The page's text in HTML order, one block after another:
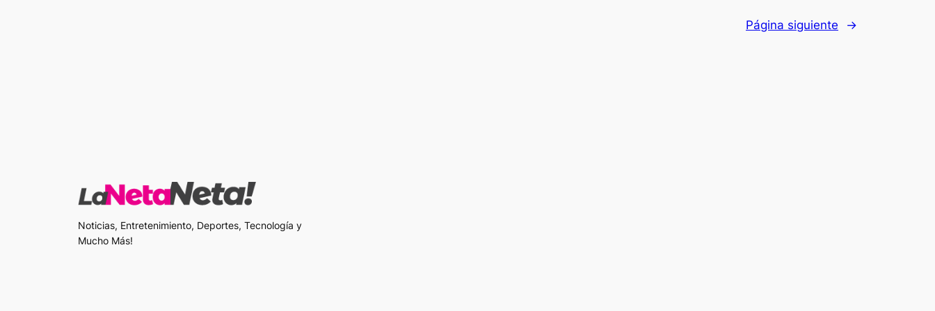
Página siguiente →
Noticias, Entretenimiento, Deportes, Tecnología y
Mucho Más!